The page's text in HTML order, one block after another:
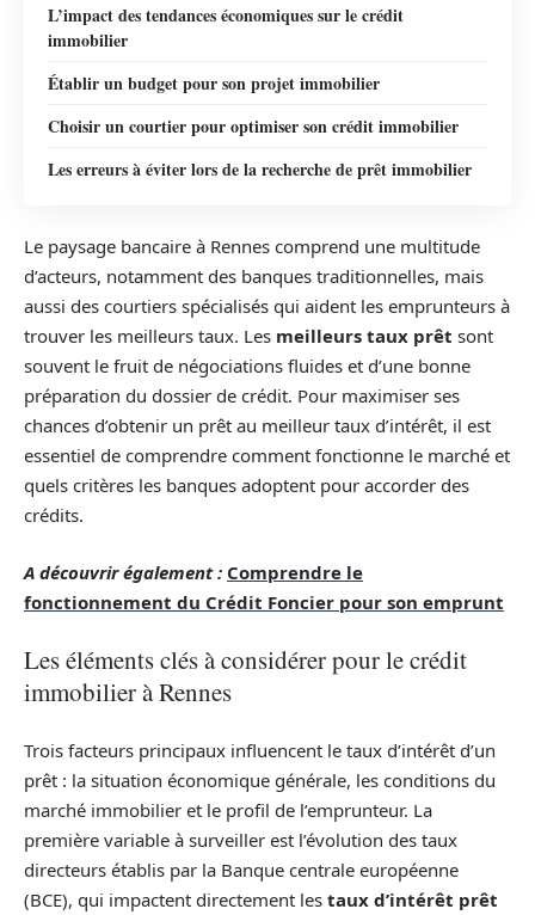
L’impact des tendances économiques sur le crédit
immobilier
Établir un budget pour son projet immobilier
Choisir un courtier pour optimiser son crédit immobilier
Les erreurs à éviter lors de la recherche de prêt immobilier
Le paysage bancaire à Rennes comprend une multitude
d’acteurs, notamment des banques traditionnelles, mais
aussi des courtiers spécialisés qui aident les emprunteurs à
trouver les meilleurs taux. Les meilleurs taux prêt sont
souvent le fruit de négociations fluides et d’une bonne
préparation du dossier de crédit. Pour maximiser ses
chances d’obtenir un prêt au meilleur taux d’intérêt, il est
essentiel de comprendre comment fonctionne le marché et
quels critères les banques adoptent pour accorder des
crédits.
A découvrir également : Comprendre le
fonctionnement du Crédit Foncier pour son emprunt
Les éléments clés à considérer pour le crédit
immobilier à Rennes
Trois facteurs principaux influencent le taux d’intérêt d’un
prêt : la situation économique générale, les conditions du
marché immobilier et le profil de l’emprunteur. La
première variable à surveiller est l’évolution des taux
directeurs établis par la Banque centrale européenne
(BCE), qui impactent directement les taux d’intérêt prêt